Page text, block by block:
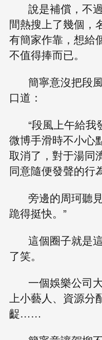
說是補償，不
間熱搜上了幾個，
有簡家作靠，想給
不值得捧而已。
簡寧意沒把段
口道：
“段風上午給
微博手滑時不小心
取消了，對于湯同
同意隨便發聲的行
旁邊的周珂聽
跪得挺快。”
這個圈子就是
了笑。
一個娛樂公司
上小藝人、資源分
齪……